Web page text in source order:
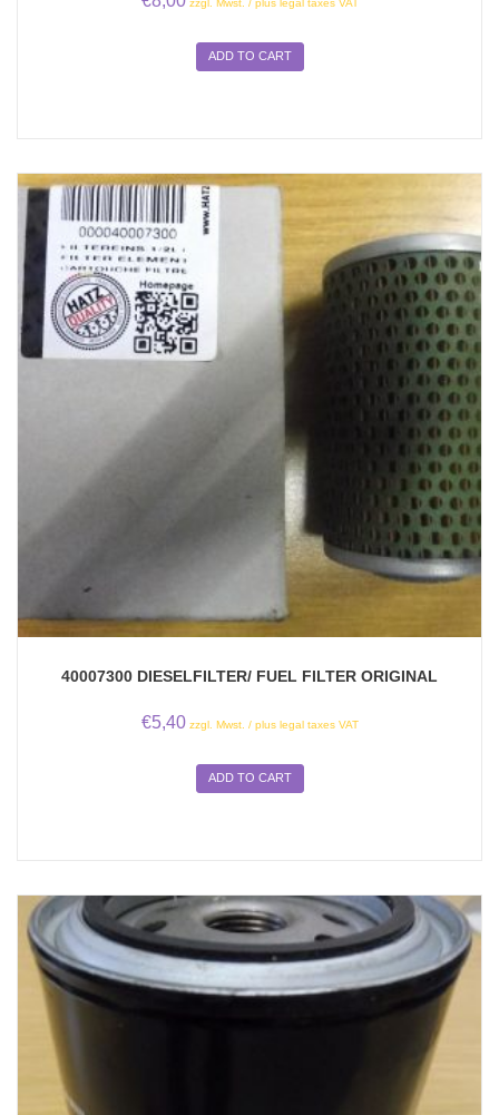
zzgl. Mwst. / plus legal taxes VAT
ADD TO CART
40007300 DIESELFILTER/ FUEL FILTER ORIGINAL
€5,40 zzgl. Mwst. / plus legal taxes VAT
ADD TO CART